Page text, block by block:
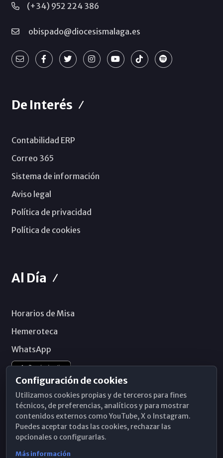
(+34) 952 224 386
obispado@diocesismalaga.es
De Interés
Contabilidad ERP
Correo 365
Sistema de información
Aviso legal
Política de privacidad
Política de cookies
Al Día
Horarios de Misa
Hemeroteca
WhatsApp
Configuración de cookies
Utilizamos cookies propias y de terceros para fines
técnicos, de preferencias, analíticos y para mostrar
contenidos externos como YouTube, X o Instagram.
Puedes aceptar todas las cookies, rechazar las
opcionales o configurarlas.
Más información